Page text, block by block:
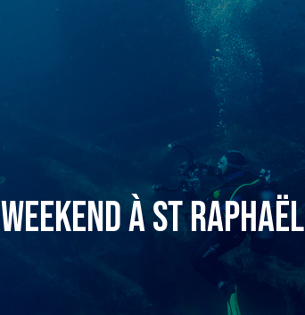
Weekend à St Raphaël